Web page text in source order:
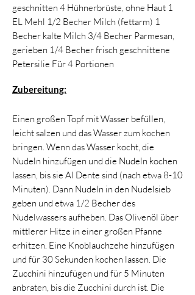
geschnitten 4 Hühnerbrüste, ohne Haut 1
EL Mehl 1/2 Becher Milch (fettarm) 1
Becher kalte Milch 3/4 Becher Parmesan,
gerieben 1/4 Becher frisch geschnittene
Petersilie Für 4 Portionen
Zubereitung:
Einen großen Topf mit Wasser befüllen,
leicht salzen und das Wasser zum kochen
bringen. Wenn das Wasser kocht, die
Nudeln hinzufügen und die Nudeln kochen
lassen, bis sie Al Dente sind (nach etwa 8-10
Minuten). Dann Nudeln in den Nudelsieb
geben und etwa 1/2 Becher des
Nudelwassers aufheben. Das Olivenöl über
mittlerer Hitze in einer großen Pfanne
erhitzen. Eine Knoblauchzehe hinzufügen
und für 30 Sekunden kochen lassen. Die
Zucchini hinzufügen und für 5 Minuten
anbraten, bis die Zucchini durch ist. Die